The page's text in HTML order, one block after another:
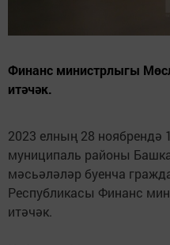
Финанс министрлыгы
итәчәк.
2023 елның 28 ноябрендә
муниципаль районы
мәсьәләләр буенча
Республикасы Финанс
итәчәк.